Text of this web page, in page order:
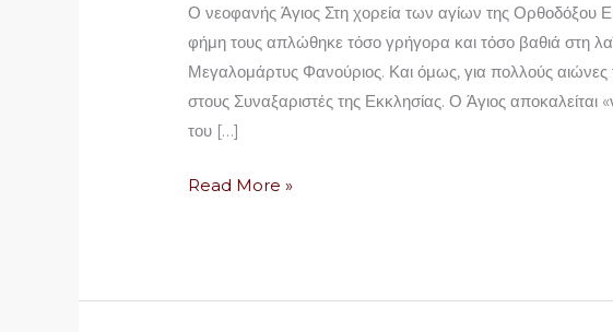
Ο νεοφανής Άγιος Στη χορεία των αγίων της Ορθοδόξου
φήμη τους απλώθηκε τόσο γρήγορα και τόσο βαθιά στη
Μεγαλομάρτυς Φανούριος. Και όμως, για πολλούς
στους Συναξαριστές της Εκκλησίας. Ο Άγιος
του […]
και
έθιμα
της
μνήμης
του
Read More »